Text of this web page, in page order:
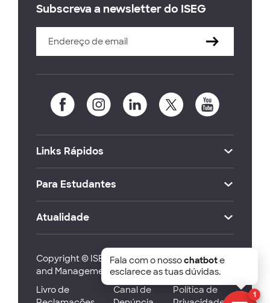
Subscreva a newsletter do ISEG
Links Rápidos
Para Estudantes
Atualidade
Copyright © ISEG Lisbon School of Economics
and Management 2026
Livro de
Canal de
Política de
1
Fala com o nossochatbote
esclarece as tuas dúvidas.